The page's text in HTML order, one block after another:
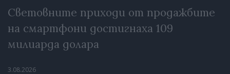
Световните приходи от продажбите
на смартфони достигнаха 109
милиарда долара
3.08.2026